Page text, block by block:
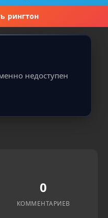
рингтон
недоступен
0
КОММЕНТАРИЕВ